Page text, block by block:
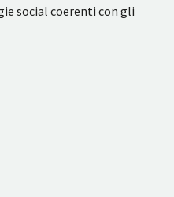
social coerenti con gli